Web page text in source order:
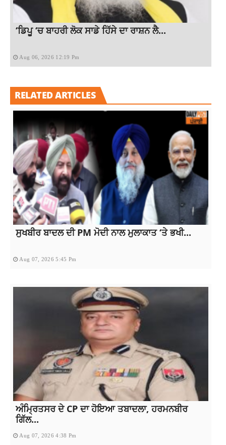
‘ਡਿਪੂ ‘ਚ ਬਾਹਰੀ ਲੋਕ ਸਾਡੇ ਹਿੱਸੇ ਦਾ ਰਾਸ਼ਨ ਲੈ...
Aug 06, 2026 12:19 Pm
RELATED ARTICLES
ਸੁਖਬੀਰ ਬਾਦਲ ਦੀ PM ਮੋਦੀ ਨਾਲ ਮੁਲਾਕਾਤ ‘ਤੇ ਭਖੀ...
Aug 07, 2026 5:45 Pm
ਅੰਮ੍ਰਿਤਸਰ ਦੇ CP ਦਾ ਹੋਇਆ ਤਬਾਦਲਾ, ਹਰਮਨਬੀਰ
ਗਿੱਲ...
Aug 07, 2026 4:38 Pm